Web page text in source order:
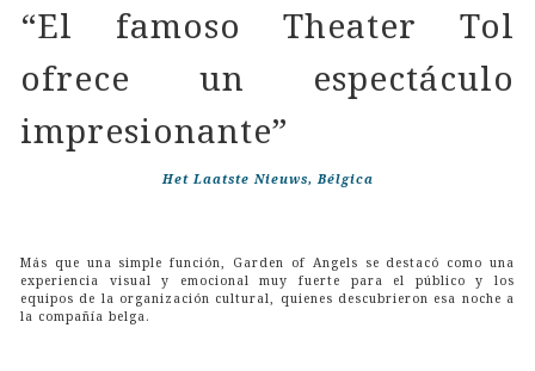
“El famoso Theater Tol
ofrece un espectáculo
impresionante”
Het Laatste Nieuws, Bélgica
Más que una simple función, Garden of Angels se destacó como una
experiencia visual y emocional muy fuerte para el público y los
equipos de la organización cultural, quienes descubrieron esa noche a
la compañía belga.